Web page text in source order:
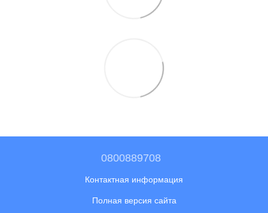
0800889708
Контактная информация
Полная версия сайта